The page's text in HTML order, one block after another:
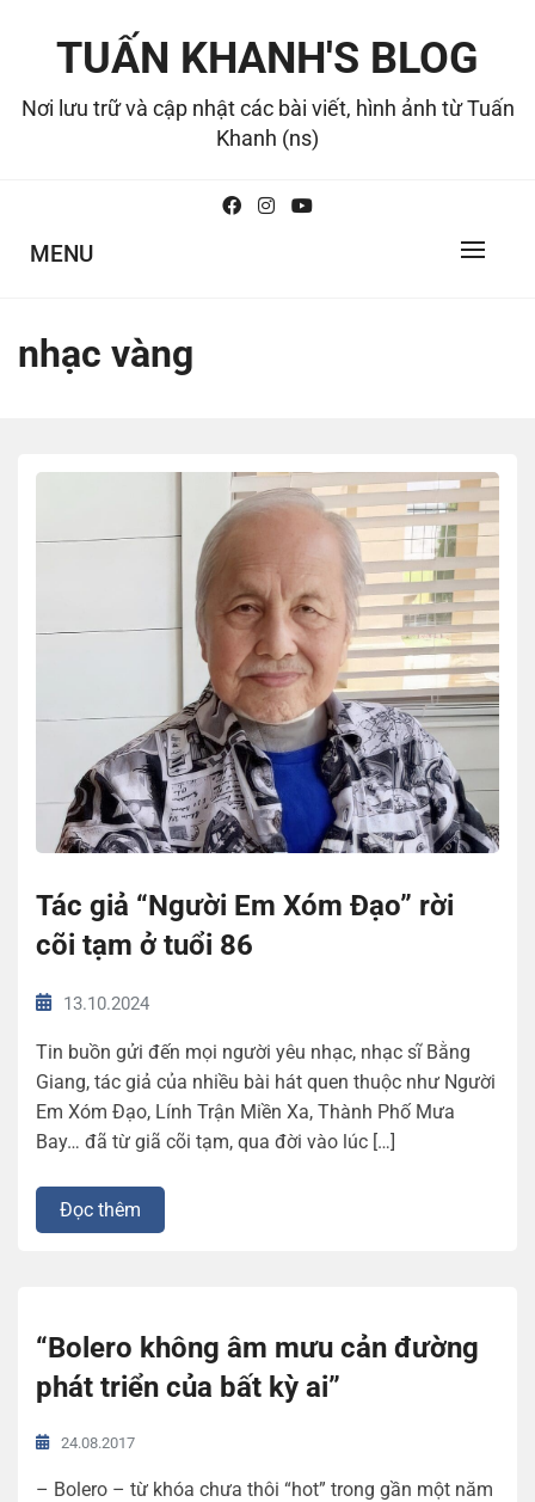
TUẤN KHANH'S BLOG
Nơi lưu trữ và cập nhật các bài viết, hình ảnh từ Tuấn
Khanh (ns)
MENU
nhạc vàng
Tác giả “Người Em Xóm Đạo” rời
cõi tạm ở tuổi 86
13.10.2024
Tin buồn gửi đến mọi người yêu nhạc, nhạc sĩ Bằng
Giang, tác giả của nhiều bài hát quen thuộc như Người
Em Xóm Đạo, Lính Trận Miền Xa, Thành Phố Mưa
Bay… đã từ giã cõi tạm, qua đời vào lúc […]
Đọc thêm
“Bolero không âm mưu cản đường
phát triển của bất kỳ ai”
24.08.2017
– Bolero – từ khóa chưa thôi “hot” trong gần một năm